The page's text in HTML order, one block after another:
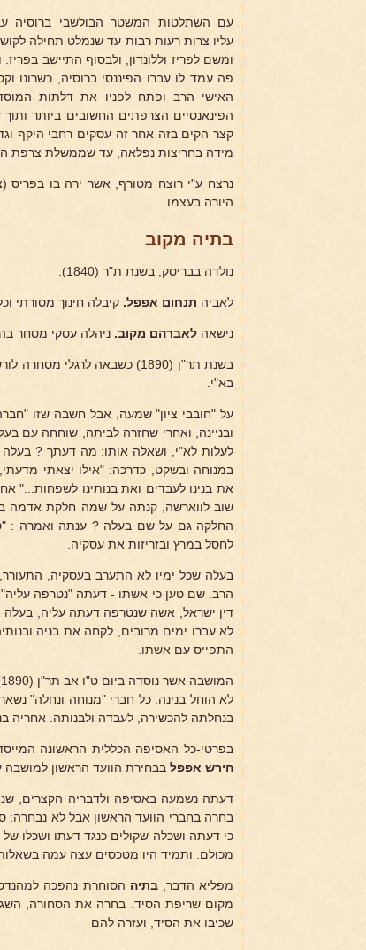
עם השתלטות המשטר הבולשבי ברוסיה
עליו צרות רעות רבות עד שנמלט תחילה
ומשם לפריז וללונדון, ולבסוף התיישב בפריז.
פה עמד לו עברו הפיננסי ברוסיה, כשרונו
האישי הרב ופתח לפניו את דלתות
הפינאנסיים הצרפתים החשובים ביותר ותוך
קצר הקים בזה אחר זה עסקים רחבי היקף
מידה בחריצות נפלאה, עד שממשלת צרפת
היורה בעצמו.
בתיה מקוב
נולדה בבריסק, בשנת ת"ר (1840).
לאביה תנחום אפפל. קיבלה חינוך מסורתי
נישאה לאברהם מקוב. ניהלה עסקי מסחר
בשנת תר"ן (1890) כשבאה
בא"י.
על "חובבי ציון" שמעה, אבל חשבה שזו
ובניינה, ואחרי שחזרה לביתה, שוחחה עם
לעלות לא"י, ושאלה אותו: מה דעתך ?
במנוחה ובשקט, כדרכה: "אילו יצאתי
את בנינו לעבדים ואת בנותינו
שוב לווארשה, קנתה על שמה חלקת אדמה
החלקה גם על שם בעלה ? ענתה ואמרה :
לחסל במרץ ובזריזות את עסקיה.
בעלה שכל ימיו לא התערב בעסקיה, התעורר,
הרב. שם טען כי אשתו - דעתה "נטרפה
דין ישראל, אשה שנטרפה דעתה עליה, בעלה
לא עברו ימים מרובים, לקחה את בניה
התפייס עם אשתו.
לא הוחל בנינה. כל חברי "מנוחה ונחלה"
בנחלתה להכשירה, לעבדה ולבנותה. אחריה
בפרטי-כל האסיפה הכללית הראשונה המייסדת בי"ט בכסלו
הירש אפפל בבחירת הוועד הראשון למושבה ע"י 16 חברים בעלי 10,620 דונם אדמה. לה היו
דעתה נשמעה באסיפה ולדבריה הקצרים,
בחרה בחברי הוועד הראשון אבל לא נבחרה:
כי דעתה ושכלה שקולים כנגד דעתו ושכלו
מכולם. ותמיד היו מטכסים עצה עמה
מפליא הדבר, בתיה הסוחרת נהפכה
מקום שריפת הסיד. בחרה את הסחורה,
שכיבו את הסיד, ועזרה להם